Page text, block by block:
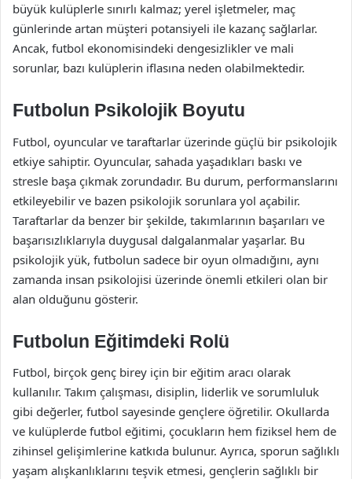
büyük kulüplerle sınırlı kalmaz; yerel işletmeler, maç
günlerinde artan müşteri potansiyeli ile kazanç sağlarlar.
Ancak, futbol ekonomisindeki dengesizlikler ve mali
sorunlar, bazı kulüplerin iflasına neden olabilmektedir.
Futbolun Psikolojik Boyutu
Futbol, oyuncular ve taraftarlar üzerinde güçlü bir psikolojik
etkiye sahiptir. Oyuncular, sahada yaşadıkları baskı ve
stresle başa çıkmak zorundadır. Bu durum, performanslarını
etkileyebilir ve bazen psikolojik sorunlara yol açabilir.
Taraftarlar da benzer bir şekilde, takımlarının başarıları ve
başarısızlıklarıyla duygusal dalgalanmalar yaşarlar. Bu
psikolojik yük, futbolun sadece bir oyun olmadığını, aynı
zamanda insan psikolojisi üzerinde önemli etkileri olan bir
alan olduğunu gösterir.
Futbolun Eğitimdeki Rolü
Futbol, birçok genç birey için bir eğitim aracı olarak
kullanılır. Takım çalışması, disiplin, liderlik ve sorumluluk
gibi değerler, futbol sayesinde gençlere öğretilir. Okullarda
ve kulüplerde futbol eğitimi, çocukların hem fiziksel hem de
zihinsel gelişimlerine katkıda bulunur. Ayrıca, sporun sağlıklı
yaşam alışkanlıklarını teşvik etmesi, gençlerin sağlıklı bir